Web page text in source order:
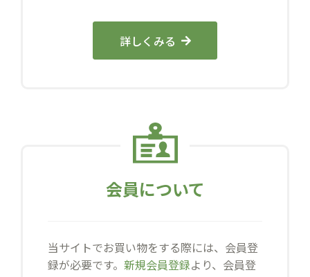
詳しくみる
会員について
当サイトでお買い物をする際には、会員登
録が必要です。 新規会員登録より、会員登